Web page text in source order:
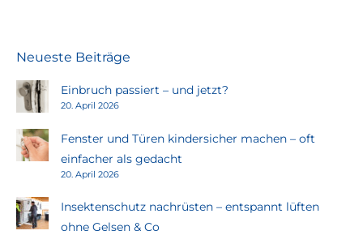
Neueste Beiträge
Einbruch passiert – und jetzt?
20. April 2026
Fenster und Türen kindersicher machen – oft
einfacher als gedacht
20. April 2026
Insektenschutz nachrüsten – entspannt lüften
ohne Gelsen & Co